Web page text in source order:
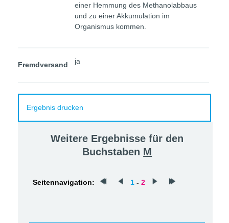
einer Hemmung des Methanolabbaus
und zu einer Akkumulation im
Organismus kommen.
Fremdversand ja
Ergebnis drucken
Weitere Ergebnisse für den
Buchstaben M
Seitennavigation: 1 - 2